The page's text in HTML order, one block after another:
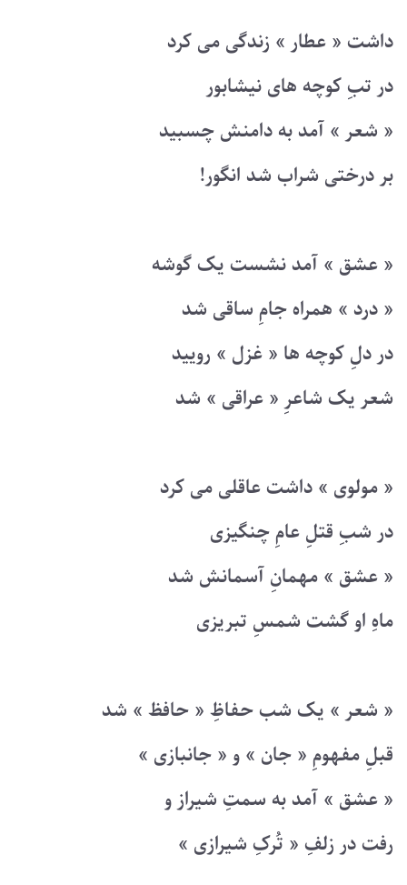
داشت « عطار » زندگی می کرد
در تبِ کوچه های نیشابور
« شعر » آمد به دامنش چسبید
بر درختی شراب شد انگور!
« عشق » آمد نشست یک گوشه
« درد » همراه جامِ ساقی شد
در دلِ کوچه ها « غزل » رویید
شعر یک شاعرِ « عراقی » شد
« مولوی » داشت عاقلی می کرد
در شبِ قتلِ عامِ چنگیزی
« عشق » مهمانِ آسمانش شد
ماهِ او گشت شمسِ تبریزی
« شعر » یک شب حفاظِ « حافظ » شد
قبلِ مفهومِ « جان » و « جانبازی »
« عشق » آمد به سمتِ شیراز و
رفت در زلفِ « تُرکِ شیرازی »